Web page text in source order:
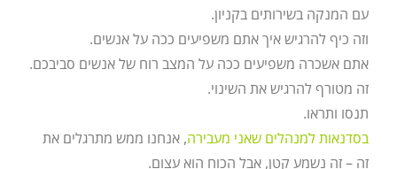
עם המנקה בשירותים בקניון.
וזה כיף להרגיש איך אתם משפיעים ככה על אנשים.
אתם אשכרה משפיעים ככה על המצב רוח של אנשים סביבכם.
זה מטורף להרגיש את השינוי.
תנסו ותראו.
בסדנאות למנהלים שאני מעבירה, אנחנו ממש מתרגלים את
זה – זה נשמע קטן, אבל הכוח הוא עצום.